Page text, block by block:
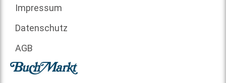
Impressum
Datenschutz
AGB